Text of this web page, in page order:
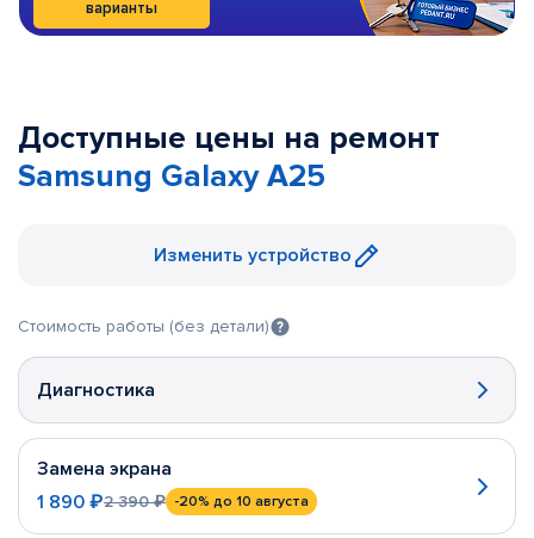
варианты
Доступные цены на ремонт
Samsung Galaxy A25
Изменить устройство
Стоимость работы (без детали)
Диагностика
Замена экрана
1 890 ₽2 390 ₽ -20% до 10 августа